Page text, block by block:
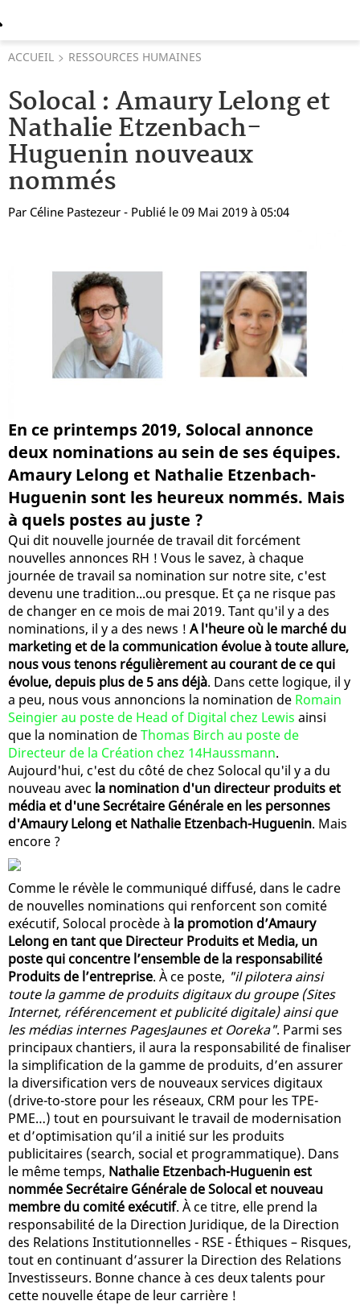
ACCUEIL RESSOURCES HUMAINES
Solocal : Amaury Lelong et
Nathalie Etzenbach-
Huguenin nouveaux
nommés
Par Céline Pastezeur - Publié le 09 Mai 2019 à 05:04
En ce printemps 2019, Solocal annonce
deux nominations au sein de ses équipes.
Amaury Lelong et Nathalie Etzenbach-
Huguenin sont les heureux nommés. Mais
à quels postes au juste ?
Qui dit nouvelle journée de travail dit forcément
nouvelles annonces RH ! Vous le savez, à chaque
journée de travail sa nomination sur notre site, c'est
devenu une tradition...ou presque. Et ça ne risque pas
de changer en ce mois de mai 2019. Tant qu'il y a des
nominations, il y a des news ! A l'heure où le marché du
marketing et de la communication évolue à toute allure,
nous vous tenons régulièrement au courant de ce qui
évolue, depuis plus de 5 ans déjà. Dans cette logique, il y
a peu, nous vous annoncions la nomination de Romain
Seingier au poste de Head of Digital chez Lewis ainsi
que la nomination deThomas Birch au poste de
Directeur de la Création chez 14Haussmann.
Aujourd'hui, c'est du côté de chez Solocal qu'il y a du
nouveau avec la nomination d'un directeur produits et
média et d'une Secrétaire Générale en les personnes
d'Amaury Lelong et Nathalie Etzenbach-Huguenin. Mais
encore ?
Comme le révèle le communiqué diffusé, dans le cadre
de nouvelles nominations qui renforcent son comité
exécutif, Solocal procède à la promotion d’Amaury
Lelong en tant que Directeur Produits et Media, un
poste qui concentre l’ensemble de la responsabilité
Produits de l’entreprise. À ce poste, "il pilotera ainsi
toute la gamme de produits digitaux du groupe (Sites
Internet, référencement et publicité digitale) ainsi que
les médias internes PagesJaunes et Ooreka". Parmi ses
principaux chantiers, il aura la responsabilité de finaliser
la simplification de la gamme de produits, d’en assurer
la diversification vers de nouveaux services digitaux
(drive-to-store pour les réseaux, CRM pour les TPE-
PME…) tout en poursuivant le travail de modernisation
et d’optimisation qu’il a initié sur les produits
publicitaires (search, social et programmatique). Dans
le même temps, Nathalie Etzenbach-Huguenin est
nommée Secrétaire Générale de Solocal et nouveau
membre du comité exécutif. À ce titre, elle prend la
responsabilité de la Direction Juridique, de la Direction
des Relations Institutionnelles - RSE - Éthiques – Risques,
tout en continuant d’assurer la Direction des Relations
Investisseurs. Bonne chance à ces deux talents pour
cette nouvelle étape de leur carrière !